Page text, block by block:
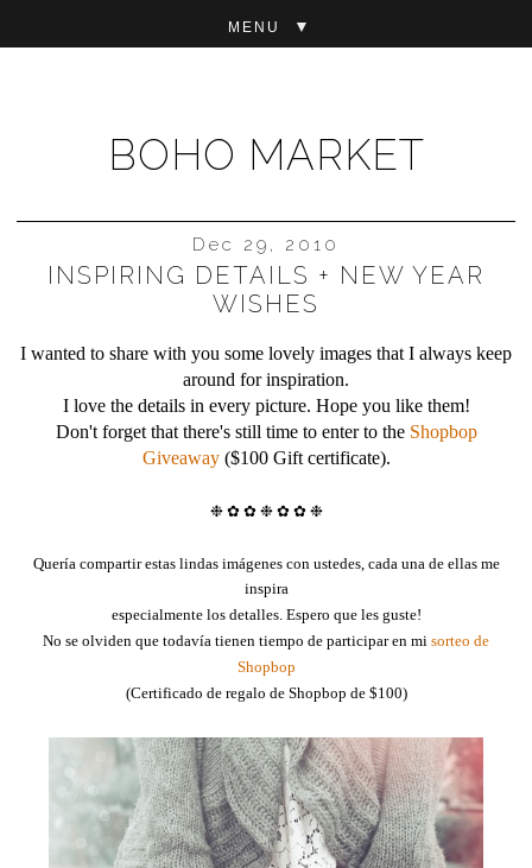
BOHO MARKET
▼
Dec 29, 2010
INSPIRING DETAILS + NEW YEAR
WISHES
I wanted to share with you some lovely images that I always keep
around forinspiration.
I love the details in every picture. Hope you like them!
Don't forget that there's still time to enter to the Shopbop
Giveaway($100 Gift certificate).
❉✿✿❉✿✿❉
Quería compartir estas lindas imágenes con ustedes, cada una de ellas me
inspira
especialmente los detalles. Espero que les guste!
No se olviden que todavía tienen tiempo de participar en mi sorteo de
Shopbop
(Certificado de regalo de Shopbop de $100)